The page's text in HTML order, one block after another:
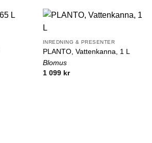
INREDNING & PRESENTER
PLANTO, Vattenkanna, 1 L
Blomus
1 099 kr